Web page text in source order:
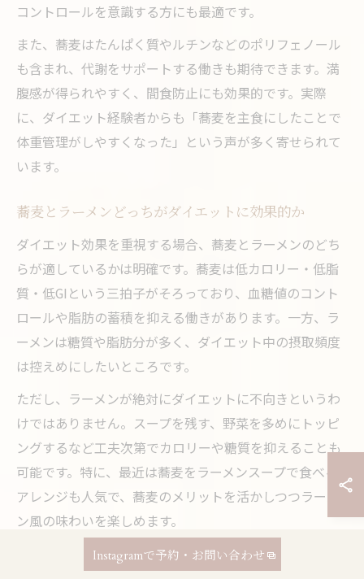
コントロールを意識する方にも最適です。
また、蕎麦はたんぱく質やルチンなどのポリフェノール
も含まれ、代謝をサポートする働きも期待できます。満
腹感が得られやすく、間食防止にも効果的です。実際
に、ダイエット経験者からも「蕎麦を主食にしたことで
体重管理がしやすくなった」という声が多く寄せられて
います。
蕎麦とラーメンどっちがダイエットに効果的か
ダイエット効果を重視する場合、蕎麦とラーメンのどち
らが適しているかは明確です。蕎麦は低カロリー・低脂
質・低GIという三拍子がそろっており、血糖値のコント
ロールや脂肪の蓄積を抑える働きがあります。一方、ラ
ーメンは糖質や脂肪分が多く、ダイエット中の摂取頻度
は控えめにしたいところです。
ただし、ラーメンが絶対にダイエットに不向きというわ
けではありません。スープを残す、野菜を多めにトッピ
ングするなど工夫次第でカロリーや糖質を抑えることも
可能です。特に、最近は蕎麦をラーメンスープで食べる
アレンジも人気で、蕎麦のメリットを活かしつつラーメ
ン風の味わいを楽しめます。
食物繊維豊富な蕎麦で満腹感を得るコツ
Instagramで予約・お問い合わせ